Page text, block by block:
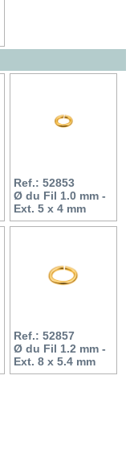
Ref.: 52853
Ø du Fil 1.0 mm -
Ext. 5 x 4 mm
Ref.: 52857
Ø du Fil 1.2 mm -
Ext. 8 x 5.4 mm